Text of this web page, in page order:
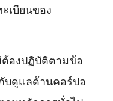
เบียนของ
องปฏิบัติตามข้อ
บดูแลด้านคอร์ปอ